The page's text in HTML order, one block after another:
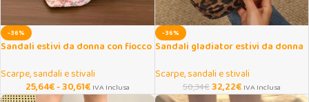
-36%
Sandali estivi da donna con fiocco
Scarpe, sandali e stivali
25,64€-30,61€ IVA Inclusa
-36%
Sandali gladiator estivi da donna
Scarpe, sandali e stivali
50,34€32,22€ IVA Inclusa